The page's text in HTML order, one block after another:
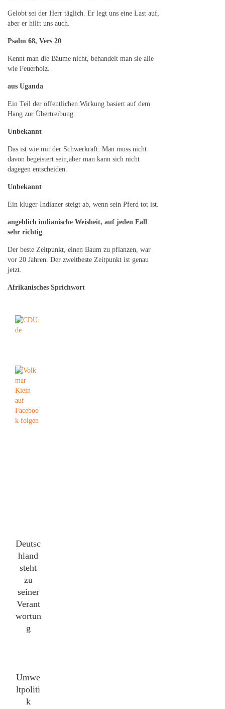
Gelobt sei der Herr täglich. Er legt uns eine Last auf,
aber er hilft uns auch.
Psalm 68, Vers 20
Kennt man die Bäume nicht, behandelt man sie alle
wie Feuerholz.
aus Uganda
Ein Teil der öffentlichen Wirkung basiert auf dem
Hang zur Übertreibung.
Unbekannt
Das ist wie mit der Schwerkraft: Man muss nicht
davon begeistert sein,aber man kann sich nicht
dagegen entscheiden.
Unbekannt
Ein kluger Indianer steigt ab, wenn sein Pferd tot ist.
angeblich indianische Weisheit, auf jeden Fall
sehr richtig
Der beste Zeitpunkt, einen Baum zu pflanzen, war
vor 20 Jahren. Der zweitbeste Zeitpunkt ist genau
jetzt.
Afrikanisches Sprichwort
Deutsc
hland
steht
zu
seiner
Verant
wortun
g
Umwe
ltpoliti
k